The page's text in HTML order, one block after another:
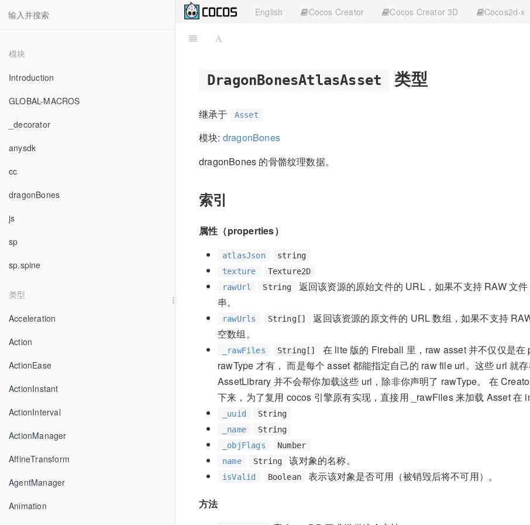
模块
Introduction
GLOBAL-MACROS
_decorator
anysdk
cc
dragonBones
js
sp
sp.spine
类型
Acceleration
Action
ActionEase
ActionInstant
ActionInterval
ActionManager
AffineTransform
AgentManager
Animation
English Cocos Creator Cocos Creator 3D Cocos2d-x
DragonBonesAtlasAsset 类型
继承于 Asset
模块: dragonBones
dragonBones 的骨骼纹理数据。
索引
属性（properties）
atlasJson
string
texture
Texture2D
rawUrl
String
返回该资源的原始文件的 URL，如果不支持 RAW 文
串。
rawUrls String[]
返回该资源的原文件的 URL 数组，如果不支持
空数组。
_rawFiles String[]
在 lite 版的 Fireball 里，raw asset 并不仅仅是在
rawType 才有， 而是每个 asset 都能指定自己的 raw file url。这些 url 就存
AssetLibrary 并不会帮你加载这些 url，除非你声明了 rawType。 在
下来，为了复用 cocos 引擎原有实现，直接用 _rawFiles 来加载 Asset 在
_uuid
String
_name
String
_objFlags
Number
name
String 该对象的名称。
isValid Boolean 表示该对象是否可用（被销毁后将不可用）。
方法